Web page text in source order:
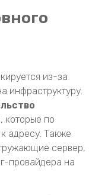
из-за
инфраструктуру.
, которые по
адресу. Также
сервер,
провайдера на